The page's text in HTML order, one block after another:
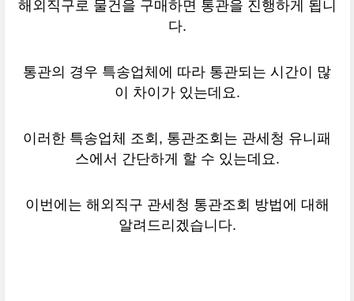
해외직구로 물건을 구매하면 통관을 진행하게 됩니
다.
통관의 경우 특송업체에 따라 통관되는 시간이 많
이 차이가 있는데요.
이러한 특송업체 조회, 통관조회는 관세청 유니패
스에서 간단하게 할 수 있는데요.
이번에는 해외직구 관세청 통관조회 방법에 대해
알려드리겠습니다.